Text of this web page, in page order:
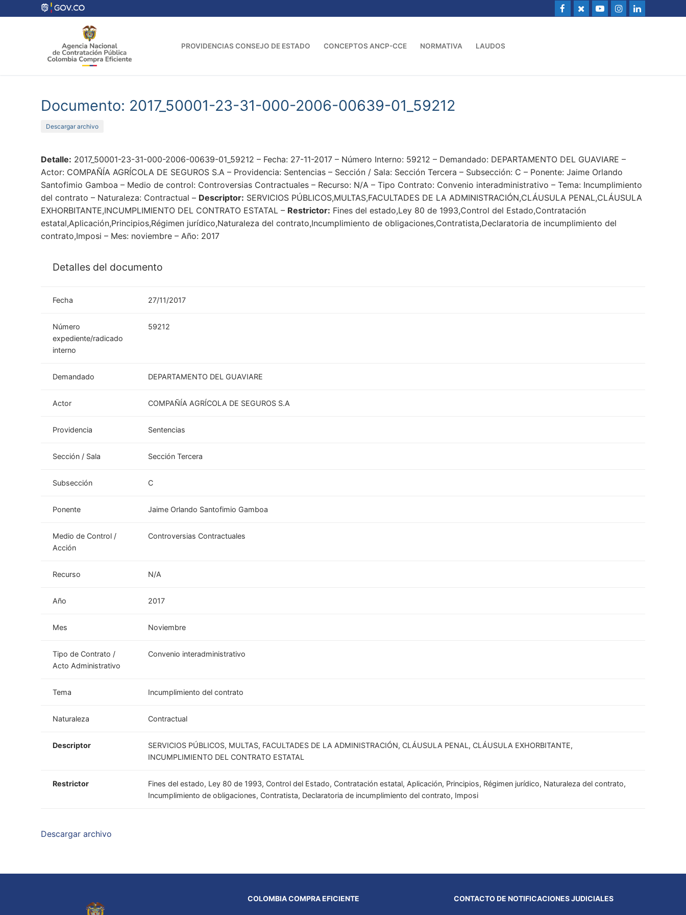
al
PROVIDENCIAS CONSEJO DE ESTADO CONCEPTOS ANCP-CCE NORMATIVA LAUDOS
Documento: 2017_50001-23-31-000-2006-00639-01_59212
Descargar archivo
Detalle: 2017_50001-23-31-000-2006-00639-01_59212 – Fecha: 27-11-2017 – Número Interno: 59212 – Demandado: DEPARTAMENTO DEL GUAVIARE –
Actor: COMPAÑÍA AGRÍCOLA DE SEGUROS S.A – Providencia: Sentencias – Sección / Sala: Sección Tercera – Subsección: C – Ponente: Jaime Orlando
Santofimio Gamboa – Medio de control: Controversias Contractuales – Recurso: N/A – Tipo Contrato: Convenio interadministrativo – Tema: Incumplimiento
del contrato – Naturaleza: Contractual – Descriptor: SERVICIOS PÚBLICOS,MULTAS,FACULTADES DE LA ADMINISTRACIÓN,CLÁUSULA PENAL,CLÁUSULA
EXHORBITANTE,INCUMPLIMIENTO DEL CONTRATO ESTATAL – Restrictor: Fines del estado,Ley 80 de 1993,Control del Estado,Contratación
estatal,Aplicación,Principios,Régimen jurídico,Naturaleza del contrato,Incumplimiento de obligaciones,Contratista,Declaratoria de incumplimiento del
contrato,Imposi – Mes: noviembre – Año: 2017
Detalles del documento
Fecha 27/11/2017
Número
expediente/radicado
interno
59212
Demandado DEPARTAMENTO DEL GUAVIARE
Actor COMPAÑÍA AGRÍCOLA DE SEGUROS S.A
Providencia Sentencias
Sección / Sala Sección Tercera
Subsección C
Ponente Jaime Orlando Santofimio Gamboa
Medio de Control /
Acción
Controversias Contractuales
Recurso N/A
Año 2017
Mes Noviembre
Tipo de Contrato /
Acto Administrativo
Convenio interadministrativo
Tema Incumplimiento del contrato
Naturaleza Contractual
Descriptor
SERVICIOS PÚBLICOS, MULTAS, FACULTADES DE LA ADMINISTRACIÓN, CLÁUSULA PENAL, CLÁUSULA EXHORBITANTE,
INCUMPLIMIENTO DEL CONTRATO ESTATAL
Restrictor
Fines del estado, Ley 80 de 1993, Control del Estado, Contratación estatal, Aplicación, Principios, Régimen jurídico, Naturaleza del contrato,
Incumplimiento de obligaciones, Contratista, Declaratoria de incumplimiento del contrato, Imposi
Descargar archivo
COLOMBIA COMPRA EFICIENTE CONTACTO DE NOTIFICACIONES JUDICIALES